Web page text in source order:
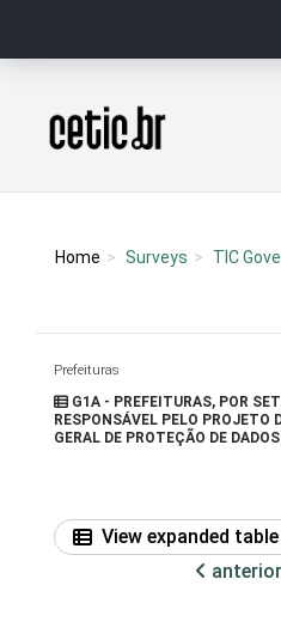
Página inicial
Home Surveys TIC
Prefeituras
G1A - PREFEITURAS, POR
RESPONSÁVEL PELO PROJETO
GERAL DE PROTEÇÃO DE
View expanded table
anterior